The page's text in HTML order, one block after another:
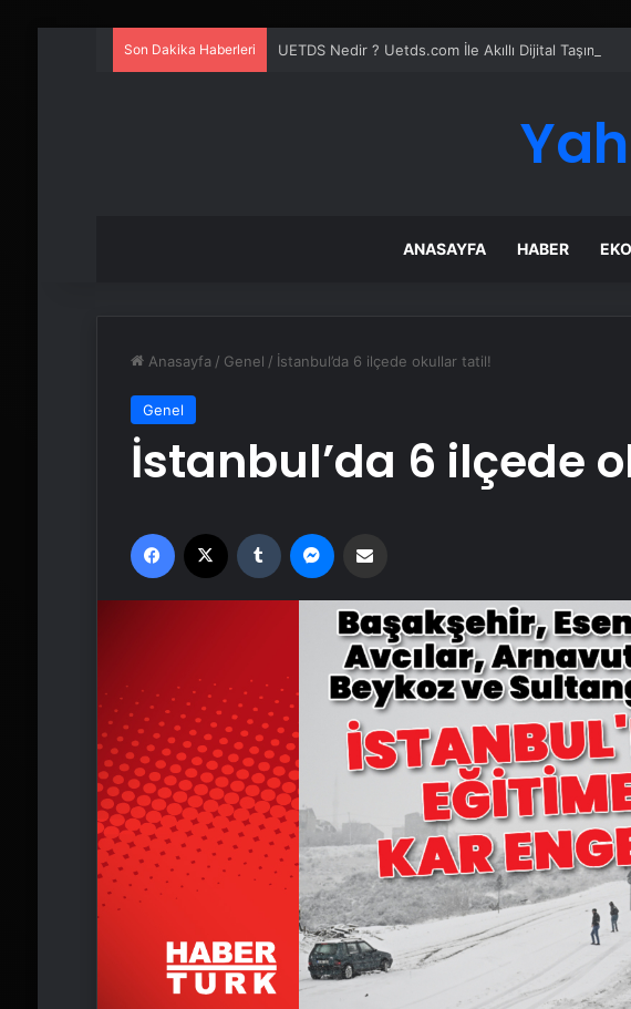
Son Dakika Haberleri UETDS Nedir ? Uetds.com İle Akıllı Dijital Taşımacılık
ANASAYFA HABER
Anasayfa / Genel / İstanbul’da 6 ilçede okullar tatil!
Genel
İstanbul’da 6 ilçede
Facebook Tumblr